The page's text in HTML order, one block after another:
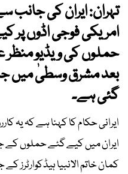
تہران: ایران کی
امریکی فوجی اڈوں پر
حملوں کی ویڈیو
بعد مشرق وسطیٰ میں
گئی ہے۔
ایرانی حکام کا کہنا ہے کہ یہ
ایران میں کیے گئے حملوں کے
کمان خاتم الانبیا ہیڈکوارٹرز